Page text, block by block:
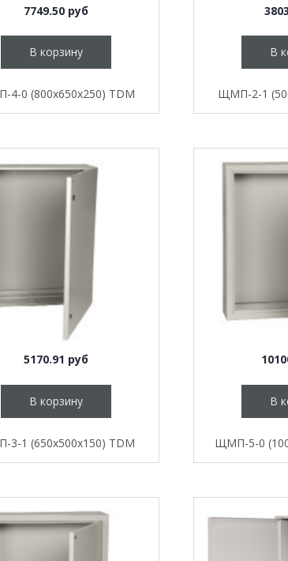
7749.50 руб
В корзину
0 (800х650х250) TDM
В
ЩМП-2-1
5170.91 руб
В корзину
1 (650х500х150) TDM
В
ЩМП-5-0